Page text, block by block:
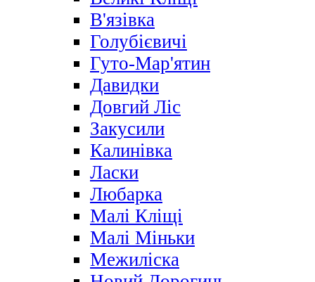
В'язівка
Голубієвичі
Гуто-Мар'ятин
Давидки
Довгий Ліс
Закусили
Калинівка
Ласки
Любарка
Малі Кліщі
Малі Міньки
Межиліска